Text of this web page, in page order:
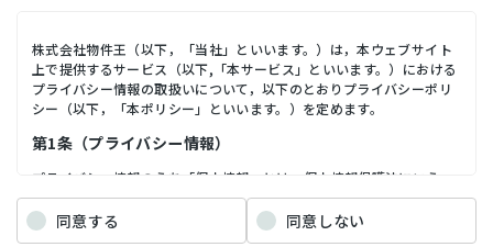
株式会社物件王（以下，「当社」といいます。）は，本ウェブサイト
上で提供するサービス（以下,「本サービス」といいます。）における
プライバシー情報の取扱いについて，以下のとおりプライバシーポリ
シー（以下，「本ポリシー」といいます。）を定めます。
第1条（プライバシー情報）
プライバシー情報のうち「個人情報」とは，個人情報保護法にいう
「個人情報」を指すものとし，生存する個人に関する情報であって，
当該情報に含まれる氏名，生年月日，住所，電話番号，連絡先その他
の記述等により特定の個人を識別できる情報を指します。 プライバシ
同意する 同意しない